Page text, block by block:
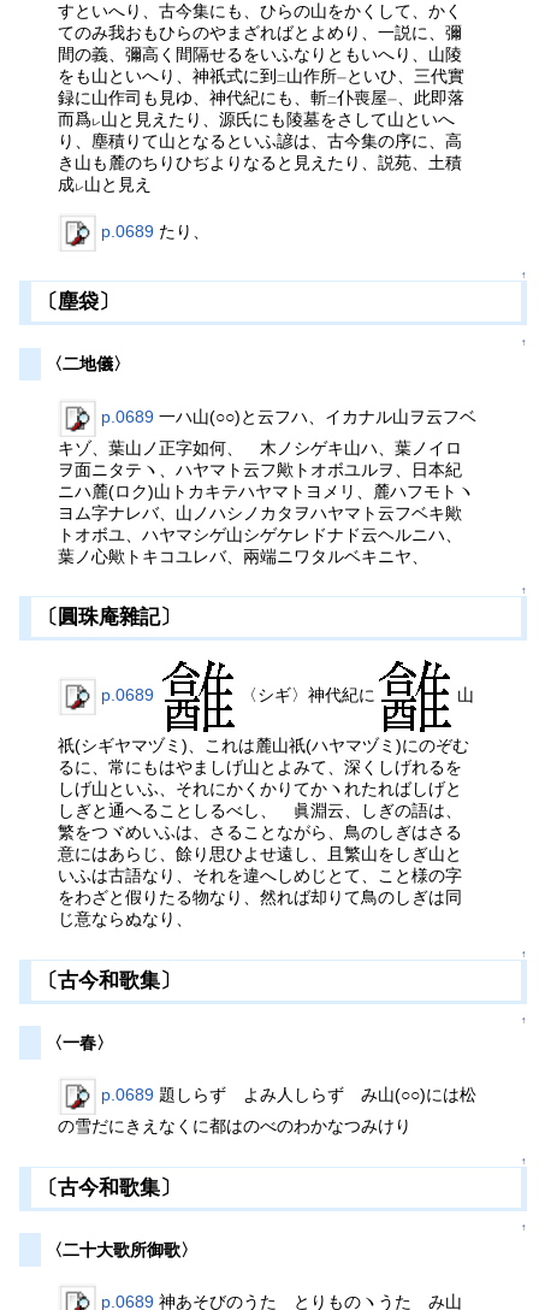
すといへり、古今集にも、ひらの山をかくして、かく
てのみ我おもひらのやまざればとよめり、一説に、彌
間の義、彌高く間隔せるをいふなりともいへり、山陵
をも山といへり、神祇式に到二山作所一 といひ、三代實
録に山作司も見ゆ、神代紀にも、斬二仆喪屋一、此即落
而爲レ 山と見えたり、源氏にも陵墓をさして山といへ
り、塵積りて山となるといふ諺は、古今集の序に、高
き山も麓のちりひぢよりなると見えたり、説苑、土積
成レ 山と見え
p.0689 たり、
↑
〔塵袋〕
↑
〈二地儀〉
p.0689 一ハ山(○○)と云フハ、イカナル山ヲ云フベ
キゾ、葉山ノ正字如何、 木ノシゲキ山ハ、葉ノイロ
ヲ面ニタテヽ、ハヤマト云フ歟トオボユルヲ、日本紀
ニハ麓(ロク)山トカキテハヤマトヨメリ、麓ハフモトヽ
ヨム字ナレバ、山ノハシノカタヲハヤマト云フベキ歟
トオボユ、ハヤマシゲ山シゲケレドナド云ヘルニハ、
葉ノ心歟トキコユレバ、兩端ニワタルベキニヤ、
↑
〔圓珠庵雜記〕
p.0689 〈シギ〉神代紀に 山
祇(シギヤマヅミ)、これは麓山祇(ハヤマヅミ)にのぞむ
るに、常にもはやましげ山とよみて、深くしげれるを
しげ山といふ、それにかくかりてかヽれたればしげと
しぎと通へることしるべし、 眞淵云、しぎの語は、
繁をつヾめいふは、さることながら、鳥のしぎはさる
意にはあらじ、餘り思ひよせ遠し、且繁山をしぎ山と
いふは古語なり、それを違へしめじとて、こと様の字
をわざと假りたる物なり、然れば却りて鳥のしぎは同
じ意ならぬなり、
↑
〔古今和歌集〕
↑
〈一春〉
p.0689 題しらず よみ人しらず み山(○○)には松
の雪だにきえなくに都はのべのわかなつみけり
↑
〔古今和歌集〕
↑
〈二十大歌所御歌〉
p.0689 神あそびのうた とりものヽうた み山